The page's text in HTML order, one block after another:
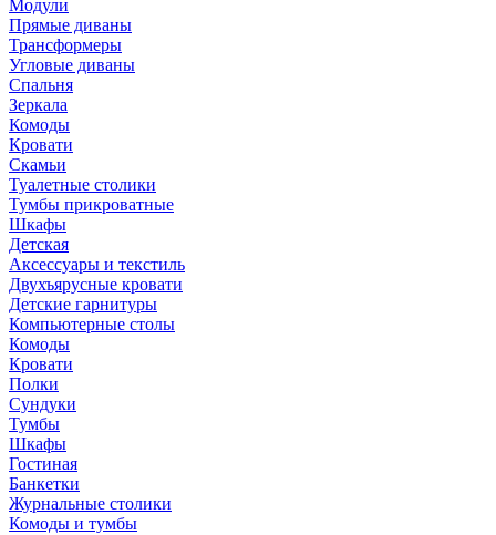
Модули
Прямые диваны
Трансформеры
Угловые диваны
Спальня
Зеркала
Комоды
Кровати
Скамьи
Туалетные столики
Тумбы прикроватные
Шкафы
Детская
Аксессуары и текстиль
Двухъярусные кровати
Детские гарнитуры
Компьютерные столы
Комоды
Кровати
Полки
Сундуки
Тумбы
Шкафы
Гостиная
Банкетки
Журнальные столики
Комоды и тумбы